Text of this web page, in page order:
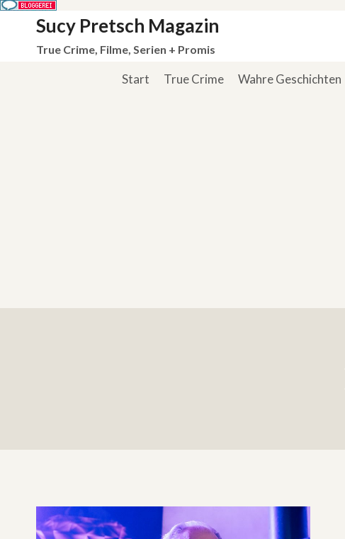
springen
Sucy Pretsch Magazin
True Crime, Filme, Serien + Promis
Start True Crime Wahre Geschichten